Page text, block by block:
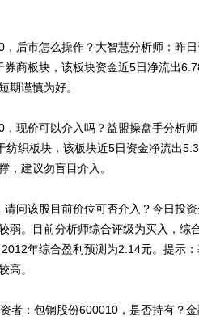
后市怎么操作？大智慧分析师：昨日
商板块，该板块资金近5日净流出
期谨慎为好。
现价可以介入吗？益盟操盘手分析
纺织板块，该板块近5日资金净流出
，建议勿盲目介入。
问该股目前价位可否介入？今日投
弱。目前分析师综合评级为买入，综
年综合盈利预测为2.14元。提示
高。
者：包钢股份600010，是否持有？